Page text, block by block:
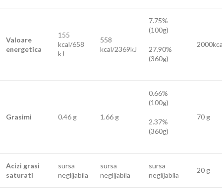
Valoare
energetica
155
kcal/658
kJ
558
kcal/2369kJ
7.75%
(100g)
27.90%
(360g)
Grasimi 0.46 g 1.66 g
0.66%
(100g)
2.37%
(360g)
70 g
Acizi grasi
saturati
sursa
neglijabila
sursa
neglijabila
sursa
neglijabila
20 g